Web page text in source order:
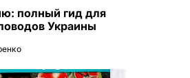
полный гид для
Украины